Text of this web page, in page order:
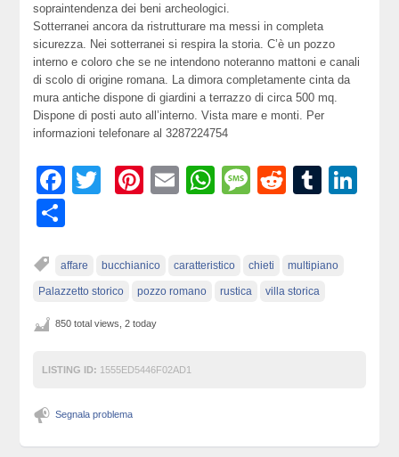
sopraintendenza dei beni archeologici.
Sotterranei ancora da ristrutturare ma messi in completa
sicurezza. Nei sotterranei si respira la storia. C’è un pozzo
interno e coloro che se ne intendono noteranno mattoni e canali
di scolo di origine romana. La dimora completamente cinta da
mura antiche dispone di giardini a terrazzo di circa 500 mq.
Dispone di posti auto all’interno. Vista mare e monti. Per
informazioni telefonare al 3287224754
Facebook
TwitterPinterest
EmailWhatsApp
Message
Reddit
affare bucchianico caratteristico chieti multipiano
Palazzetto storico pozzo romano rustica villa storica
850 total views, 2 today
LISTING ID: 1555ED5446F02AD1
Segnala problema